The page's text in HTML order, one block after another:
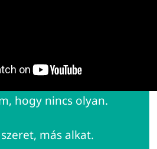
hogy nincs olyan.
más alkat.